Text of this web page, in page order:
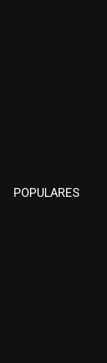
POPULARES